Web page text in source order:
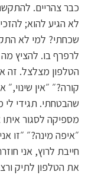
כבר צהריים.
לא הגיע להוא;
שכחתי? למי לא
לרפרף בו. להציץ
הטלפון מצלצל. זה
קורה?״ ״אין
שהבטחתי. תגידי לי
מספיקה לסגור
״איפה מינה?״ ״זו
חייבת לרוץ, אני
את הטלפון לתיק